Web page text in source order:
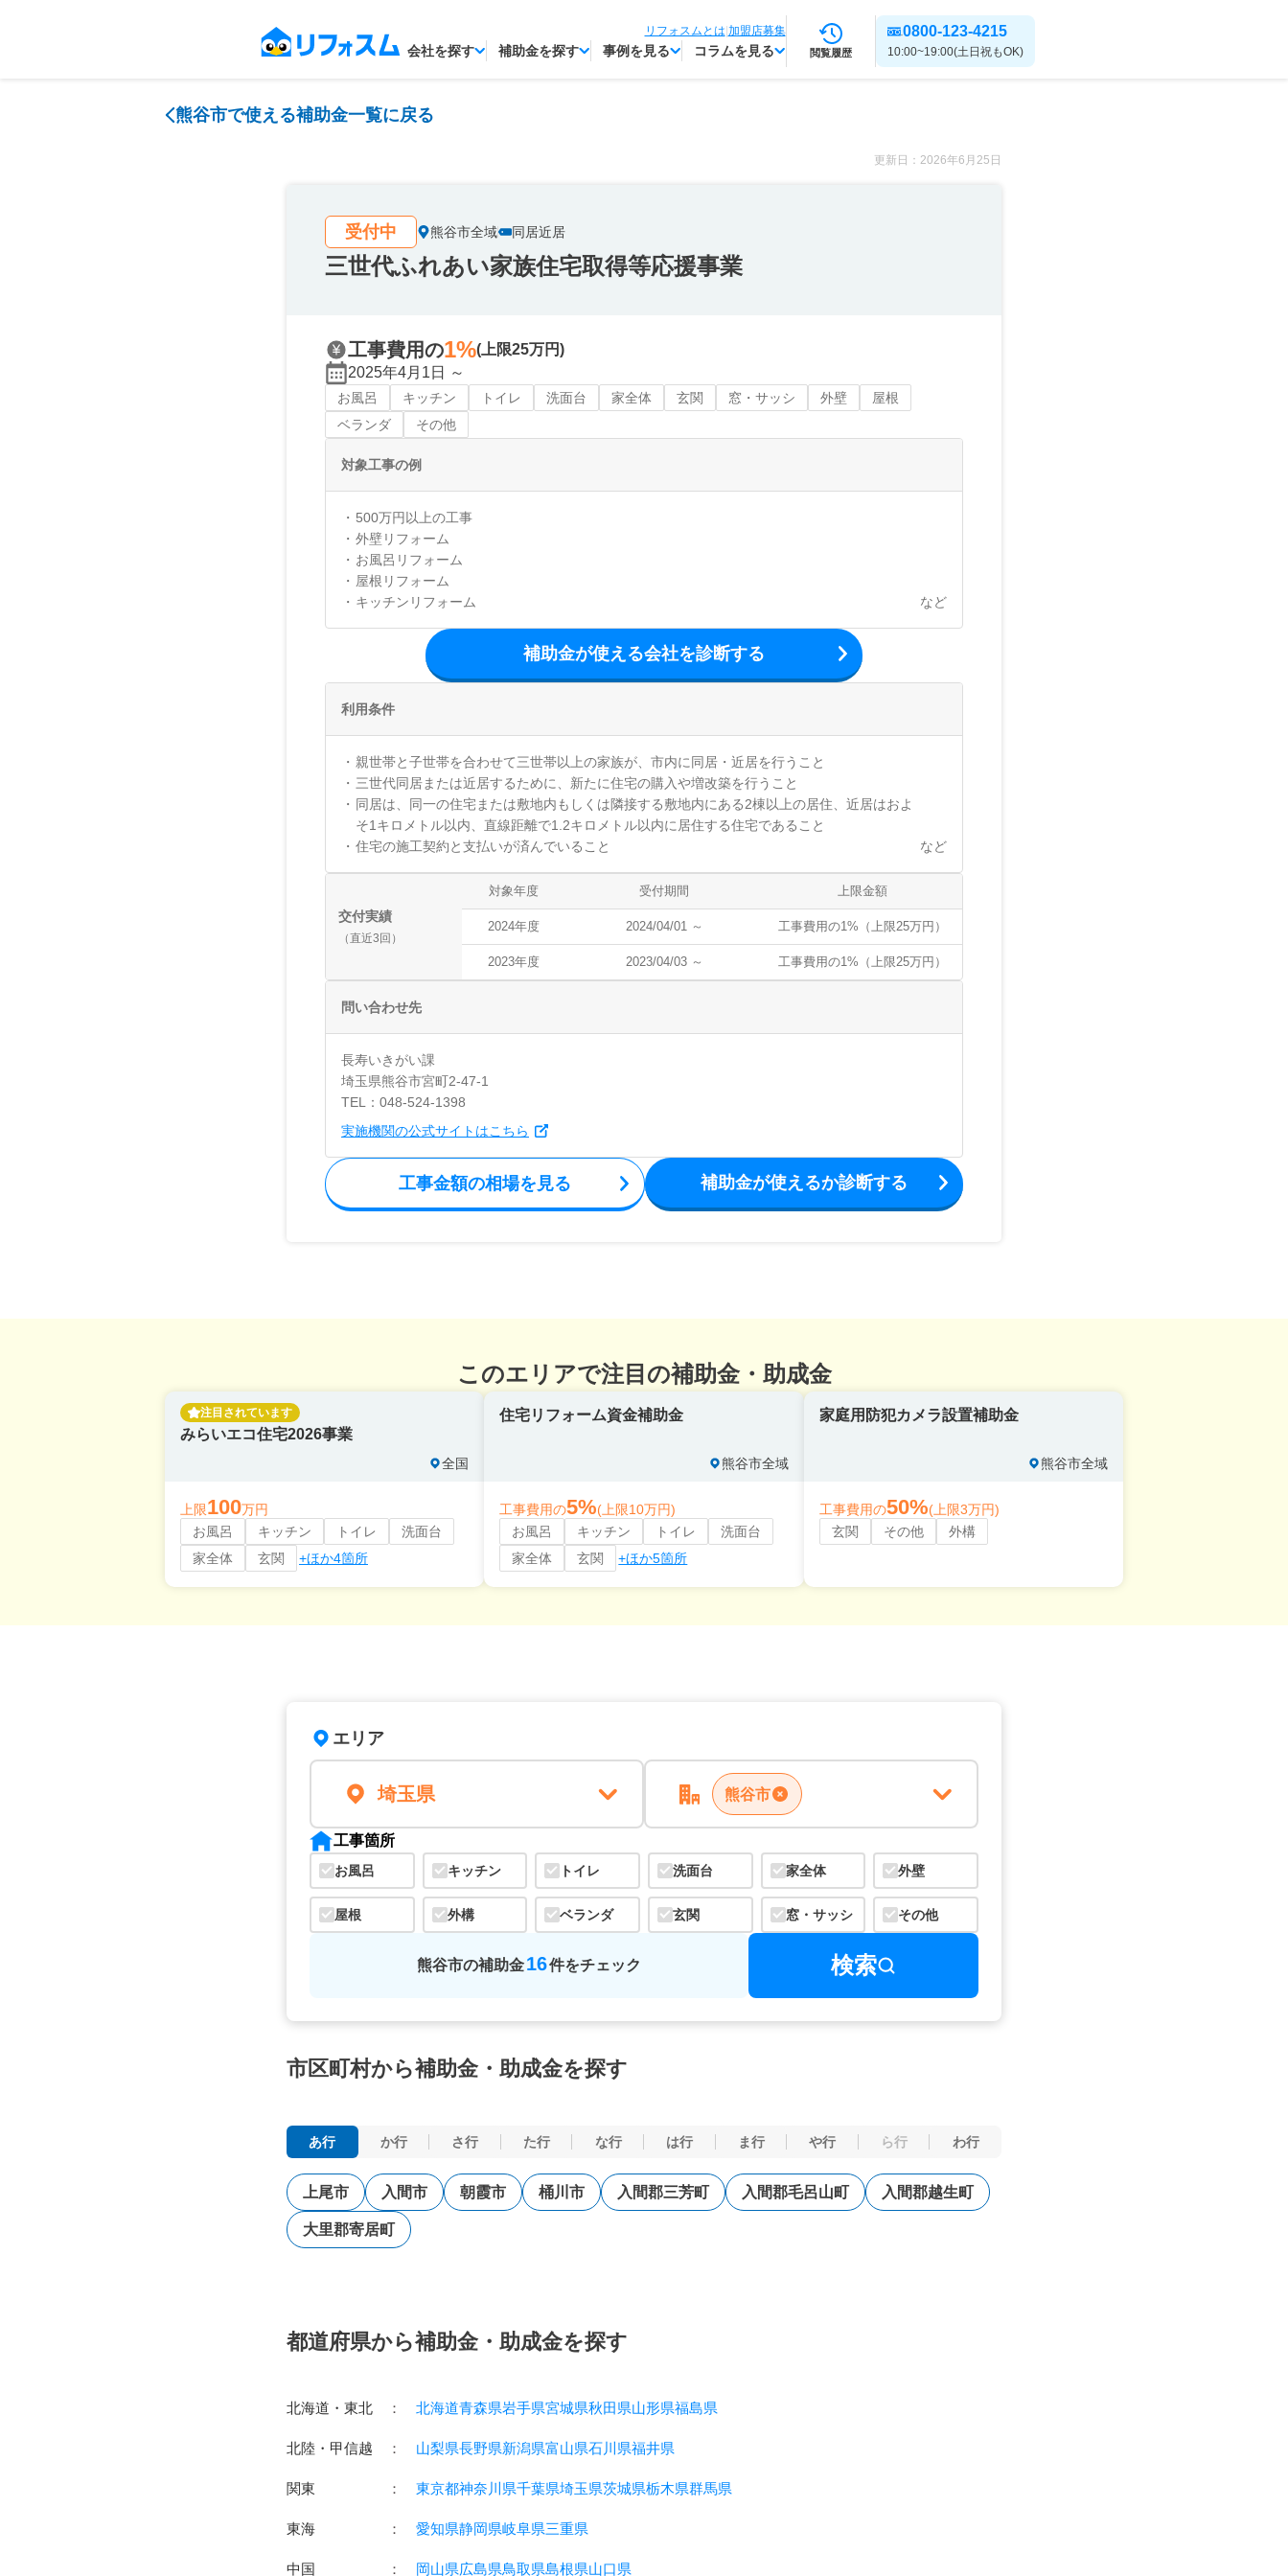
リフォスムとは|加盟店募集
会社を探す 補助金を探す 事例を見る コラムを見る 閲覧履歴
0800-123-4215
10:00~19:00(土日祝もOK)
熊谷市で使える補助金一覧に戻る
更新日：2026年6月25日
受付中 熊谷市全域 同居近居
三世代ふれあい家族住宅取得等応援事業
工事費用の1%(上限25万円)
2025年4月1日 ～
お風呂 キッチン トイレ 洗面台 家全体 玄関 窓・サッシ 外壁
屋根
ベランダ
その他
対象工事の例
500万円以上の工事
外壁リフォーム
お風呂リフォーム
屋根リフォーム
キッチンリフォーム
など
補助金が使える会社を診断する
利用条件
親世帯と子世帯を合わせて三世帯以上の家族が、市内に同居・近居を行うこと
三世代同居または近居するために、新たに住宅の購入や増改築を行うこと
同居は、同一の住宅または敷地内もしくは隣接する敷地内にある2棟以上の居住、近居はおよ
そ1キロメトル以内、直線距離で1.2キロメトル以内に居住する住宅であること
住宅の施工契約と支払いが済んでいること
など
交付実績
（直近3回）
対象年度 受付期間 上限金額
2024年度 2024/04/01 ～ 工事費用の1%（上限25万円）
2023年度 2023/04/03 ～ 工事費用の1%（上限25万円）
問い合わせ先
長寿いきがい課
埼玉県熊谷市宮町2-47-1
TEL：048-524-1398
実施機関の公式サイトはこちら
工事金額の相場を見る 補助金が使えるか診断する
このエリアで注目の補助金・助成金
注目されています
みらいエコ住宅2026事業
全国
上限100万円
お風呂
キッチン トイレ
洗面台
家全体
玄関 +ほか4箇所
住宅リフォーム資金補助金
熊谷市全域
工事費用の5%(上限10万円)
お風呂
キッチン トイレ
洗面台
家全体
玄関 +ほか5箇所
家庭用防犯カメラ設置補助金
熊谷市全域
工事費用の50%(上限3万円)
玄関
その他 外構
エリア
埼玉県 熊谷市
工事箇所
お風呂 キッチン トイレ 洗面台 家全体 外壁
屋根 外構 ベランダ 玄関 窓・サッシ その他
熊谷市の補助金16件をチェック 検索
市区町村から補助金・助成金を探す
あ行 か行 さ行 た行 な行 は行 ま行 や行 ら行 わ行
上尾市 入間市 朝霞市 桶川市 入間郡三芳町 入間郡毛呂山町 入間郡越生町
大里郡寄居町
都道府県から補助金・助成金を探す
北海道・東北 ： 北海道青森県岩手県宮城県秋田県山形県福島県
北陸・甲信越 ： 山梨県長野県新潟県富山県石川県福井県
関東 ： 東京都神奈川県千葉県埼玉県茨城県栃木県群馬県
東海 ： 愛知県静岡県岐阜県三重県
中国 ： 岡山県広島県鳥取県島根県山口県